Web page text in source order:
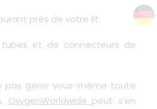
près de votre lit
tubes et de connecteurs de
pas gérer vous-même toute
OxygenWorldwide peut s’en